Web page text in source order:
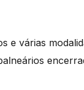
e várias